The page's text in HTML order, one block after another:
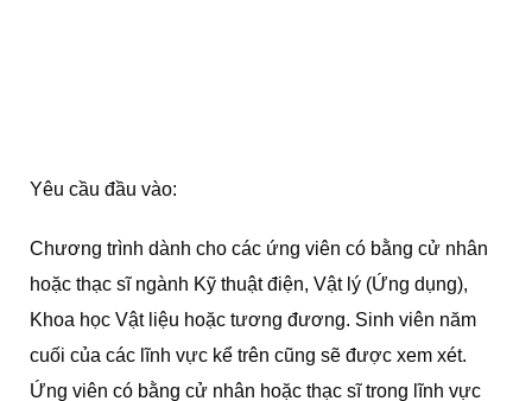
Yêu cầu đầu vào:
Chương trình dành cho các ứng viên có bằng cử nhân
hoặc thạc sĩ ngành Kỹ thuật điện, Vật lý (Ứng dụng),
Khoa học Vật liệu hoặc tương đương. Sinh viên năm
cuối của các lĩnh vực kể trên cũng sẽ được xem xét.
Ứng viên có bằng cử nhân hoặc thạc sĩ trong lĩnh vực